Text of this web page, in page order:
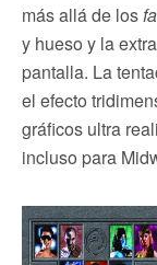
más allá de los
y hueso y la
pantalla. La
el efecto
gráficos ultra
incluso para